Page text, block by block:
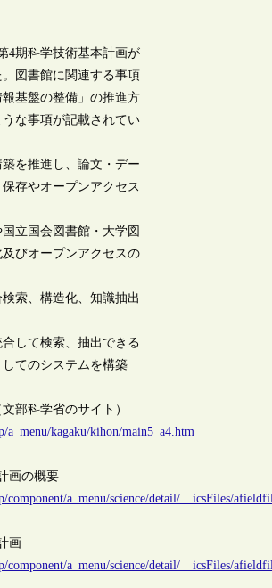
4期科学技術基本計画が
図書館に関連する事項
基盤の整備」の推進方
な事項が記載されてい
築を推進し、論文・デー
存やオープンアクセス
国立国会図書館・大学図
びオープンアクセスの
検索、構造化、知識抽出
合して検索、抽出できる
してのシステムを構築
部科学省のサイト）
kagaku/kihon/main5_a4.htm
画の概要
a_menu/science/detail/__icsFiles/
画
a_menu/science/detail/__icsFiles/